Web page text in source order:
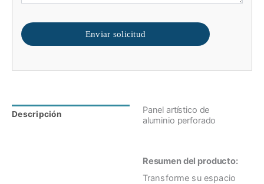
Enviar solicitud
Descripción Valoraciones (0)
Panel artístico de
aluminio perforado
Resumen del producto:
Transforme su espacio